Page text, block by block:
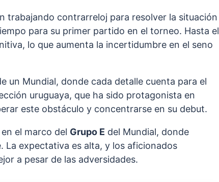
trabajando contrarreloj para resolver la situación
para su primer partido en el torneo. Hasta el
lo que aumenta la incertidumbre en el seno
un Mundial, donde cada detalle cuenta para el
uruguaya, que ha sido protagonista en
este obstáculo y concentrarse en su debut.
el marco del Grupo E del Mundial, donde
expectativa es alta, y los aficionados
a pesar de las adversidades.